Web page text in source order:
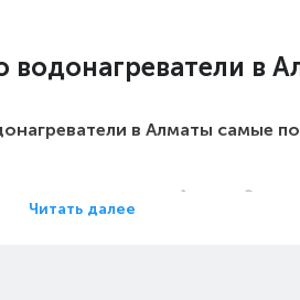
в
в Алматы самые
в Алматы?
Читать далее